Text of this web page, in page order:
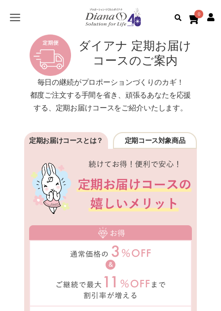
0
ダイアナ 定期お届け
コースのご案内
毎日の継続がプロポーションづくりのカギ！
都度ご注文する手間を省き、頑張るあなたを応援
する、 定期お届けコースをご紹介いたします。
定期お届けコースとは？ 定期コース対象商品